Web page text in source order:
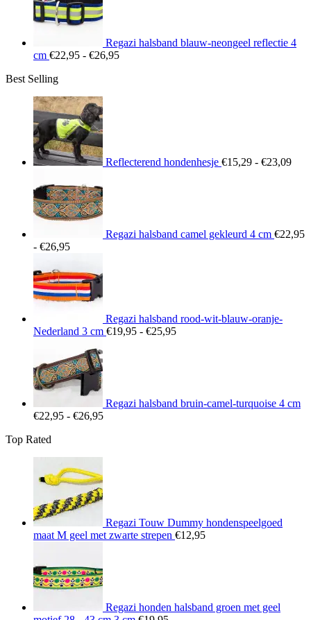
Regazi halsband blauw-neongeel reflectie 4
cm €22,95 - €26,95Prijsklasse:
Best Selling
Reflecterend hondenhesje €15,29 - €23,09
Regazi halsband camel gekleurd 4 cm €22,95
- €26,95Prijsklasse:
tot
€26,95
Regazi halsband rood-wit-blauw-oranje-
Nederland 3 cm €19,95 - €25,95Prijsklasse:
Regazi halsband bruin-camel-turquoise 4 cm
€22,95 - €26,95Prijsklasse:
Top Rated
Regazi Touw Dummy hondenspeelgoed
maat M geel met zwarte strepen €12,95
Regazi honden halsband groen met geel